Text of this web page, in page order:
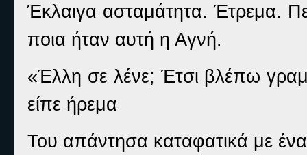
Έκλαιγα ασταμάτητα. Έτρεμα.
ποια ήταν αυτή η Αγνή.
«Έλλη σε λένε; Έτσι βλέπω
είπε ήρεμα
Του απάντησα καταφατικά με